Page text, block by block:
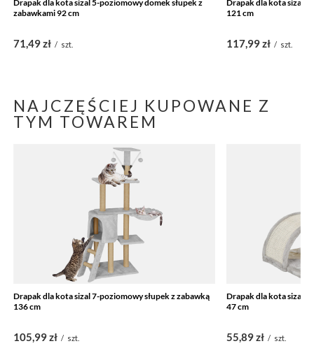
Drapak dla kota sizal 5-poziomowy domek słupek z
zabawkami 92 cm
71,49 zł / szt.
Drapak dla kota sizal
121 cm
117,99 zł / szt.
NAJCZĘŚCIEJ KUPOWANE Z
TYM TOWAREM
Drapak dla kota sizal 7-poziomowy słupek z zabawką
136 cm
105,99 zł / szt.
Drapak dla kota sizal
47 cm
55,89 zł / szt.